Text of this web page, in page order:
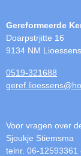
Gereformeerde
Doarpstrjitte 16
9134 NM Lioessens
0519-321688
Voor vragen over
Sjoukje Stiemsma
telnr. 06-12593361